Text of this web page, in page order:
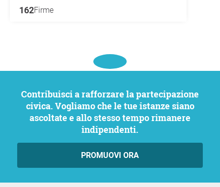
162Firme
Contribuisci a rafforzare la partecipazione
civica. Vogliamo che le tue istanze siano
ascoltate e allo stesso tempo rimanere
indipendenti.
PROMUOVI ORA